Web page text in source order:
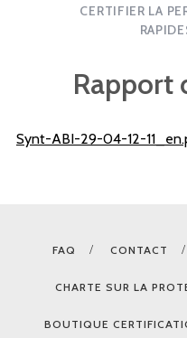
CERTIFIER LA
Rapport
Synt-ABI-29-04-12-
FAQ CONTACT
CHARTE SUR LA
BOUTIQUE